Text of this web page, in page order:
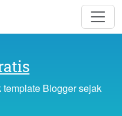
template Blogger sejak